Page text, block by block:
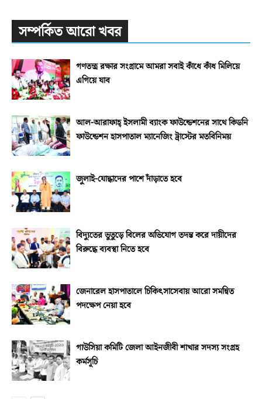
সম্পর্কিত আরো খবর
গণতন্ত্র রক্ষার সংগ্রামে আমরা সবাই কাঁধে কাঁধ মিলিয়ে
এগিয়ে যাব
আল-আরাফাহ্‌ ইসলামী ব্যাংক ফাউন্ডেশনের সাথে কিডনি
ফাউন্ডেশন হাসপাতাল ম্যানেজিং ট্রাস্টের মতবিনিময়
জুলাই-যোদ্ধাদের পাশে দাঁড়াতে হবে
বিদ্যুতের ভুতুড়ে বিলের অভিযোগ তদন্ত করে দায়ীদের
বিরুদ্ধে ব্যবস্থা নিতে হবে
জেনারেল হাসপাতালে চিকিৎসাসেবায় আরো সমন্বিত
পদক্ষেপ নেয়া হবে
গাউসিয়া কমিটি জেলা আইনজীবী শাখার সদস্য সংগ্রহ
কর্মসূচি